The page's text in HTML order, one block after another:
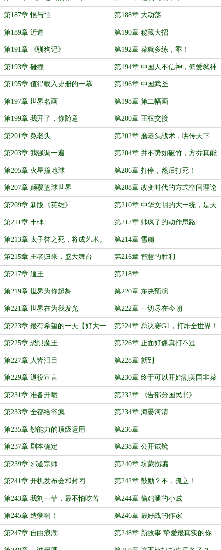
第187章 恨与怕 第188章 大动荡
第189章 近道 第190章 秘藏大招
第191章 《驯狗记》 第192章 菜就多练，乖！
第193章 碰撞 第194章 中国人不信神，偏爱弑神
第195章 值得载入史册的一幕 第196章 中国武圣
第197章 世界名画 第198章 第二幅画
第199章 我开了，你随意 第200章 王权交接
第201章 熬老头 第202章 磨老头战术，哄传天下
第203章 我强调一遍 第204章 并不势如破竹，方乔真能
行吗？
第205章 火星撞地球 第206章 打停，然后打死！
第207章 颠覆篮球世界 第208章 改变时代的方式空间理论
第209章 新版《英雄》 第210章 中华文明的大一统，是天
命所归！
第211章 丰碑 第212章 帅疯了的动作思路
第213章 太子誉之死，将成艺术。 第214章 雪崩
第215章 王者归来，盛大舞台 第216章 智慧的胜利
第217章 逼王 第218章
第219章 世界为你起舞 第220章 东决预演
第221章 世界在为我发光 第222章 一切尽在今朝
第223章 最有希望的一天【好大一
章】
第224章 总决赛G1，打炸全世界！
第225章 恐惧魔王 第226章 正面好像真打不过……
第227章 人皆泪目 第228章 就到
第229章 退役宣言 第230章 终于可以开始割美国韭菜
了
第231章 准备开喷 第232章 《告部分国民书》
第233章 全都给爷疯 第234章 海晏河清
第235章 钞能力的顶级运用 第236章
第237章 剧本确定 第238章 公开试镜
第239章 邪道宗师 第240章 坑蒙拐骗
第241章 开机发布会和封闭 第242章 鼓励？不，孤立！
第243章 我刘一菲，最不怕吃苦
啦！
第244章 偷鸡腿的小贼
第245章 造孽啊！ 第246章 最好战的作家
第247章 自由浪潮 第248章 新故事:挚爱最真实的你